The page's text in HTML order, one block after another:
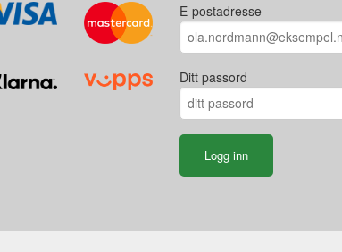
E-postadresse
Ditt passord